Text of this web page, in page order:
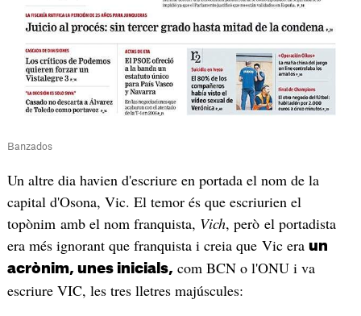
Banzados
Un altre dia havien d'escriure en portada el nom de la
capital d'Osona, Vic. El temor és que escriurien el
topònim amb el nom franquista, Vich, però el portadista
era més ignorant que franquista i creia que Vic era un
acrònim, unes inicials, com BCN o l'ONU i va
escriure VIC, les tres lletres majúscules: